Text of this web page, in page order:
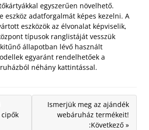
egyszerűen növelhető.
eszköz adatforgalmát képes kezelni. A
eszközök az élvonalat képviselik,
típusok ranglistáját vesszük
állapotban lévő használt
egyaránt rendelhetőek a
néhány kattintással.
Ismerjük meg az ajándék
webáruház termékeit!
:Következő »